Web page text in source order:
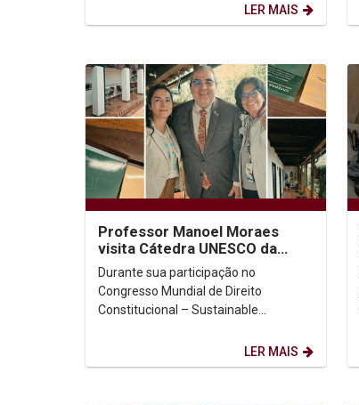
LER MAIS
Professor Manoel Moraes
visita Cátedra UNESCO da
Universidad Externado de
Colombia
Durante sua participação no
Congresso Mundial de Direito
Constitucional – Sustainable
Changing World, realizado em
Bogotá,...
LER MAIS